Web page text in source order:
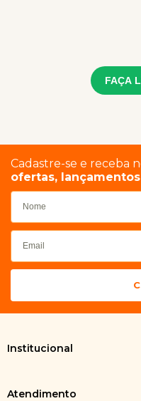
FAÇA
Cadastre-se e receba
ofertas,
Institucional
Atendimento